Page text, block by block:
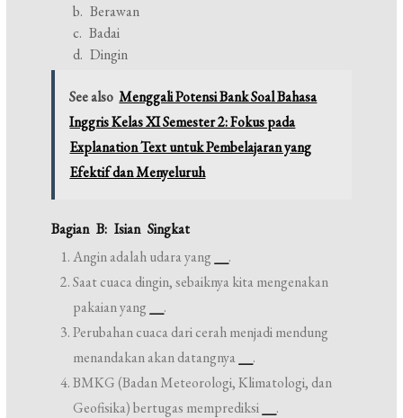
b. Berawan
c. Badai
d. Dingin
See also Menggali Potensi Bank Soal Bahasa
Inggris Kelas XI Semester 2: Fokus pada
Explanation Text untuk Pembelajaran yang
Efektif dan Menyeluruh
Bagian B: Isian Singkat
Angin adalah udara yang
.
Saat cuaca dingin, sebaiknya kita mengenakan
pakaian yang
.
Perubahan cuaca dari cerah menjadi mendung
menandakan akan datangnya
.
BMKG (Badan Meteorologi, Klimatologi, dan
Geofisika) bertugas memprediksi
.